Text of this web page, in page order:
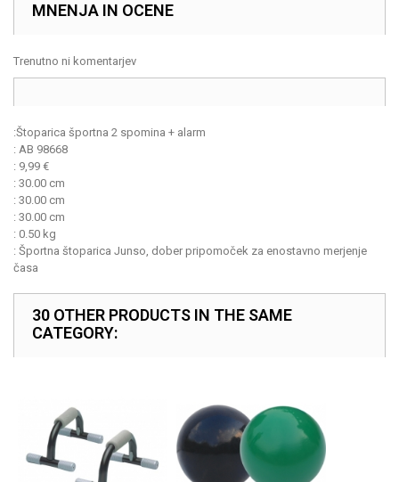
MNENJA IN OCENE
Trenutno ni komentarjev
:Štoparica športna 2 spomina + alarm
: AB 98668
: 9,99 €
: 30.00 cm
: 30.00 cm
: 30.00 cm
: 0.50 kg
: Športna štoparica Junso, dober pripomoček za enostavno merjenje
časa
30 OTHER PRODUCTS IN THE SAME
CATEGORY: